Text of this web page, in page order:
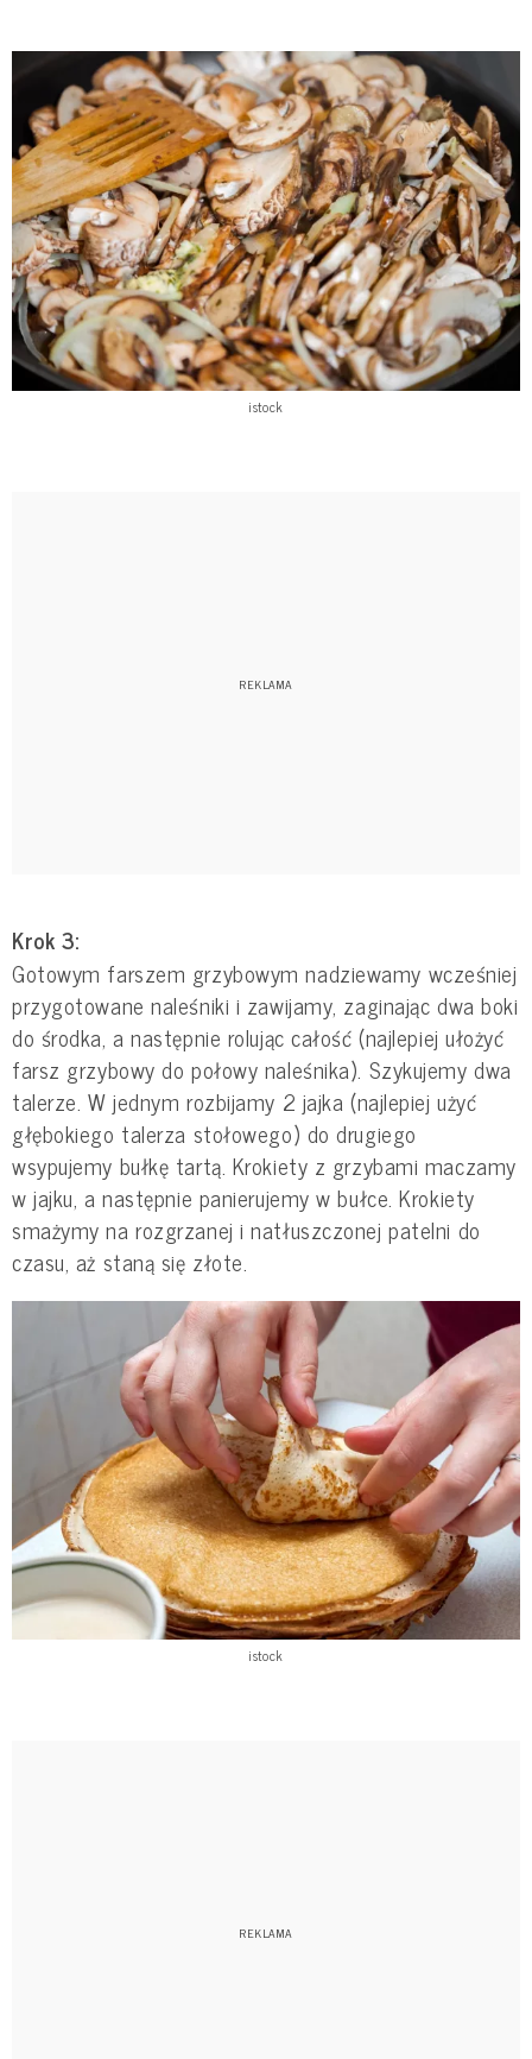
istock
Krok 3:
Gotowym farszem grzybowym nadziewamy wcześniej
przygotowane naleśniki i zawijamy, zaginając dwa boki
do środka, a następnie rolując całość (najlepiej ułożyć
farsz grzybowy do połowy naleśnika). Szykujemy dwa
talerze. W jednym rozbijamy 2 jajka (najlepiej użyć
głębokiego talerza stołowego) do drugiego
wsypujemy bułkę tartą. Krokiety z grzybami maczamy
w jajku, a następnie panierujemy w bułce. Krokiety
smażymy na rozgrzanej i natłuszczonej patelni do
czasu, aż staną się złote.
istock